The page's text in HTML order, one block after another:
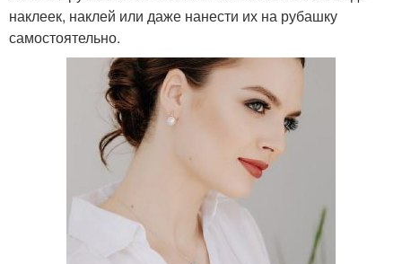
наклеек, наклей или даже нанести их на рубашку
самостоятельно.